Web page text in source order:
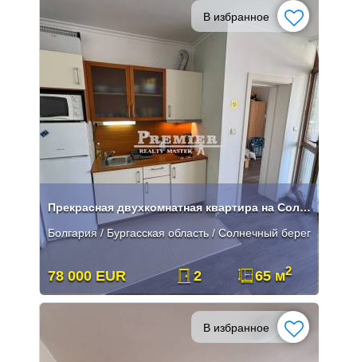
В избранное
Прекрасная двухкомнатная квартира на Солнечном Берегу
Болгария / Бургасская область / Солнечный берег
78 000 EUR 2 65 м2
В избранное